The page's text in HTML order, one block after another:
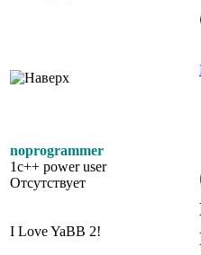
noprogrammer
1c++ power user
Отсутствует
I Love YaBB 2!